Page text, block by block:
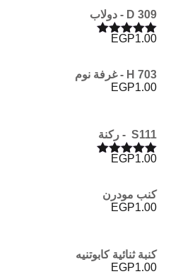
D 309 - دولاب
تم التقييم
EGP1.00
H 703 - غرفة نوم
EGP1.00
S111 - ركنة
تم التقييم
EGP1.00
كنب مودرن
EGP1.00
كنبة ثنائية كابوتنيه
EGP1.00